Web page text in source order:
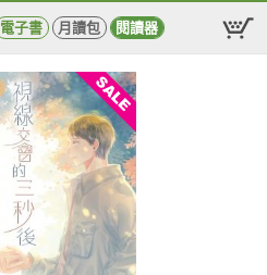
電子書 月讀包 閱讀器